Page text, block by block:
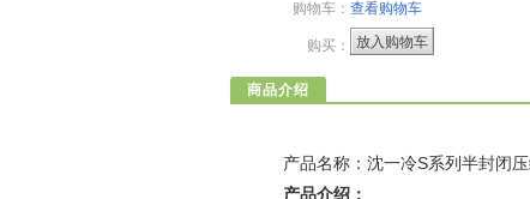
购物车： 查看购物车
购买： 放入购物车
商品介绍
产品名称：沈一冷S系列半封闭压
产品介绍：